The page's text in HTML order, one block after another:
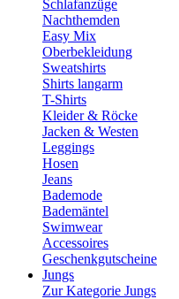
Schlafanzüge
Nachthemden
Easy Mix
Oberbekleidung
Sweatshirts
Shirts langarm
T-Shirts
Kleider & Röcke
Jacken & Westen
Leggings
Hosen
Jeans
Bademode
Bademäntel
Swimwear
Accessoires
Geschenkgutscheine
Jungs
Zur Kategorie Jungs